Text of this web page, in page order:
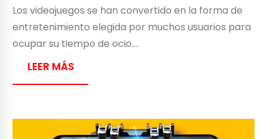
Los videojuegos se han convertido en la forma de
entretenimiento elegida por muchos usuarios para
ocupar su tiempo de ocio….
LEER MÁS